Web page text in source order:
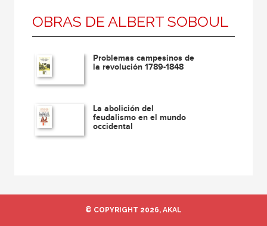
OBRAS DE ALBERT SOBOUL
Problemas campesinos de
la revolución 1789-1848
La abolición del
feudalismo en el mundo
occidental
© COPYRIGHT 2026, AKAL